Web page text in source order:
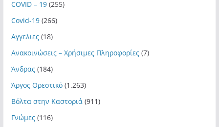
COVID – 19(255)
Covid-19(266)
Αγγελιες(18)
Ανακοινώσεις – Χρήσιμες Πληροφορίες(7)
Άνδρας(184)
Άργος Ορεστικό(1.263)
Βόλτα στην Καστοριά (911)
Γνώμες(116)